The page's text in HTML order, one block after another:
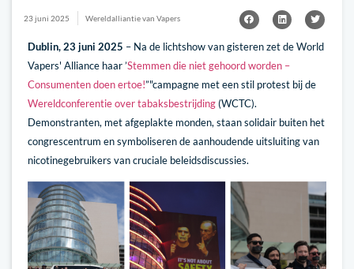
23 juni 2025 Wereldalliantie van Vapers
Dublin, 23 juni 2025 – Na de lichtshow van gisteren zet de World
Vapers' Alliance haar ’Stemmen die niet gehoord worden –
Consumenten doen ertoe!”"campagne met een stil protest bij de
Wereldconferentie over tabaksbestrijding(WCTC).
Demonstranten, met afgeplakte monden, staan solidair buiten het
congrescentrum en symboliseren de aanhoudende uitsluiting van
nicotinegebruikers van cruciale beleidsdiscussies.